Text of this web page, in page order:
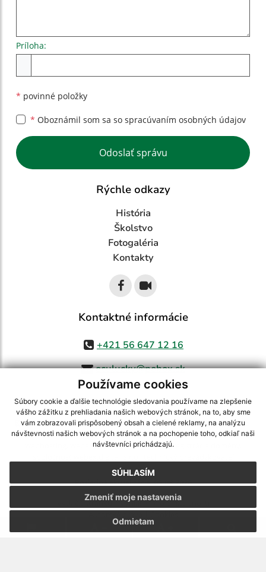
Používame cookies
Súbory cookie a ďalšie technológie sledovania používame na zlepšenie
vášho zážitku z prehliadania našich webových stránok, na to, aby sme
vám zobrazovali prispôsobený obsah a cielené reklamy, na analýzu
návštevnosti našich webových stránok a na pochopenie toho, odkiaľ naši
návštevníci prichádzajú.
SÚHLASÍM
Odmietam
Zmeniť moje nastavenia
Príloha:
* povinné položky
* Oboznámil som sa so spracúvaním osobných údajov
Google reCaptcha Response
Odoslať správu
Rýchle odkazy
História
Školstvo
Fotogaléria
Kontakty
Kontaktné informácie
+421 56 647 12 16
oculucky@pobox.sk
využite možnosť získavania aktuálnych informácií s využitím RSS
CMS systém (redakčný) systém ECHELON 2,Mapa stránok,web portál
webex.digital, s.r.o.,domény,registrácia domény
Posledná aktualizácia:05.08.2026
Vytlačiť stránku|Vyhlásenie o prístupnosti